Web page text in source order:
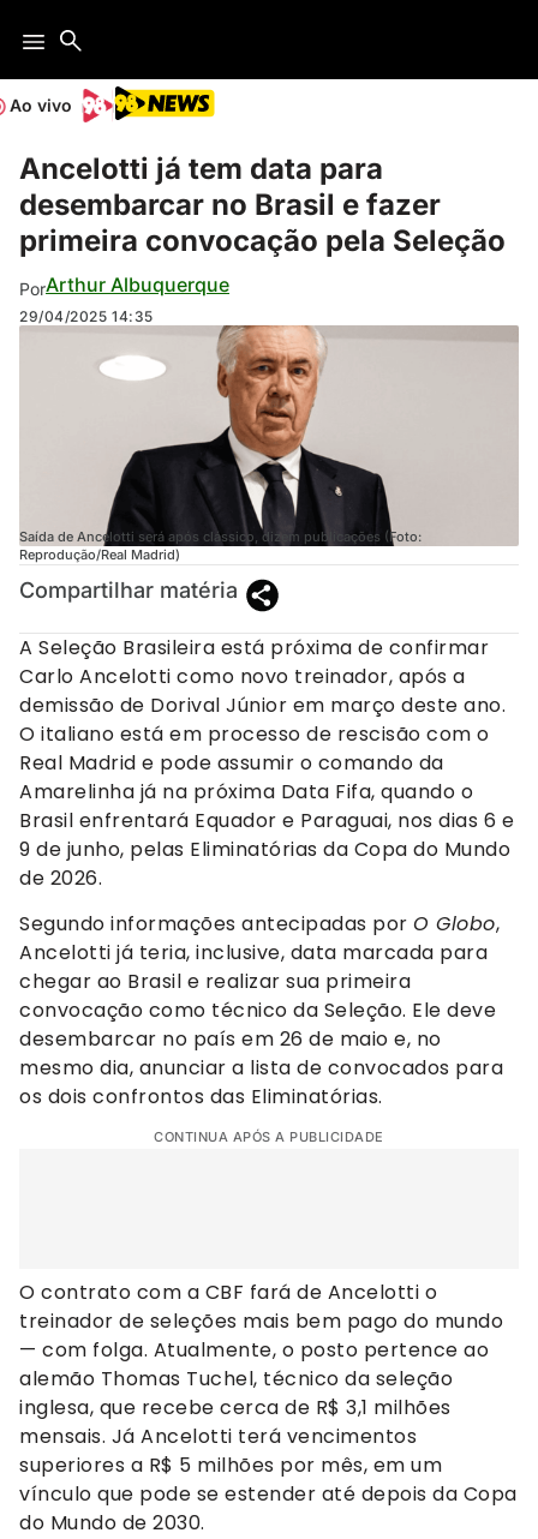
Ao vivo
Ancelotti já tem data para
desembarcar no Brasil e fazer
primeira convocação pela Seleção
PorArthur Albuquerque
29/04/2025 14:35
Saída de Ancelotti será após clássico, dizem publicações (Foto:
Reprodução/Real Madrid)
Compartilhar matéria
A Seleção Brasileira está próxima de confirmar
Carlo Ancelotti como novo treinador, após a
demissão de Dorival Júnior em março deste ano.
O italiano está em processo de rescisão com o
Real Madrid e pode assumir o comando da
Amarelinha já na próxima Data Fifa, quando o
Brasil enfrentará Equador e Paraguai, nos dias 6 e
9 de junho, pelas Eliminatórias da Copa do Mundo
de 2026.
Segundo informações antecipadas por O Globo,
Ancelotti já teria, inclusive, data marcada para
chegar ao Brasil e realizar sua primeira
convocação como técnico da Seleção. Ele deve
desembarcar no país em 26 de maio e, no
mesmo dia, anunciar a lista de convocados para
os dois confrontos das Eliminatórias.
CONTINUA APÓS A PUBLICIDADE
O contrato com a CBF fará de Ancelotti o
treinador de seleções mais bem pago do mundo
— com folga. Atualmente, o posto pertence ao
alemão Thomas Tuchel, técnico da seleção
inglesa, que recebe cerca de R$ 3,1 milhões
mensais. Já Ancelotti terá vencimentos
superiores a R$ 5 milhões por mês, em um
vínculo que pode se estender até depois da Copa
do Mundo de 2030.